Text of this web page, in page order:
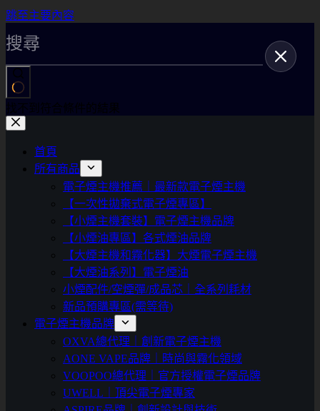
跳至主要內容
找不到符合條件的結果
首頁
所有商品
電子煙主機推薦｜最新款電子煙主機
【一次性拋棄式電子煙專區】
【小煙主機套裝】電子煙主機品牌
【小煙油專區】各式煙油品牌
【大煙主機和霧化器】大煙電子煙主機
【大煙油系列】電子煙油
小煙配件/空煙彈/成品芯｜全系列耗材
新品預購專區(需等待)
電子煙主機品牌
OXVA總代理｜創新電子煙主機
AONE VAPE品牌｜時尚與霧化領域
VOOPOO總代理｜官方授權電子煙品牌
UWELL｜頂尖電子煙專家